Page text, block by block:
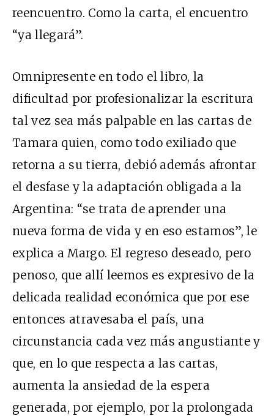
reencuentro. Como la carta, el encuentro
“ya llegará”.
Omnipresente en todo el libro, la
dificultad por profesionalizar la escritura
tal vez sea más palpable en las cartas de
Tamara quien, como todo exiliado que
retorna a su tierra, debió además afrontar
el desfase y la adaptación obligada a la
Argentina: “se trata de aprender una
nueva forma de vida y en eso estamos”, le
explica a Margo. El regreso deseado, pero
penoso, que allí leemos es expresivo de la
delicada realidad económica que por ese
entonces atravesaba el país, una
circunstancia cada vez más angustiante y
que, en lo que respecta a las cartas,
aumenta la ansiedad de la espera
generada, por ejemplo, por la prolongada